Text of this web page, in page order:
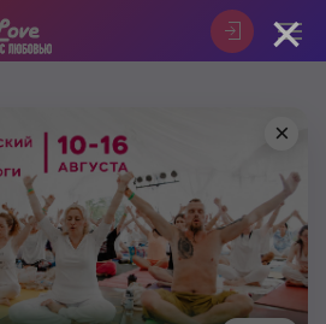
×
×